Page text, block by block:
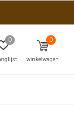
0
winkelwagen
0